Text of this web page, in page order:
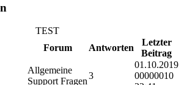
TEST
Forum Antworten
Letzter
Beitrag
Allgemeine
Support Fragen
3
01.10.2019
00000010